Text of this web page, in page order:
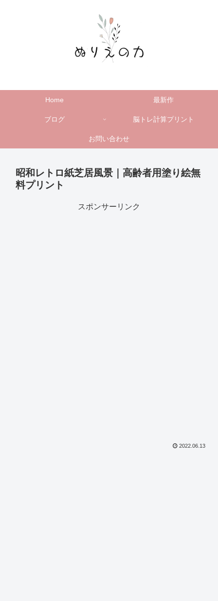
Home 最新作
ブログ 脳トレ計算プリント
お問い合わせ
昭和レトロ紙芝居風景｜高齢者用塗り絵無
料プリント
スポンサーリンク
2022.06.13